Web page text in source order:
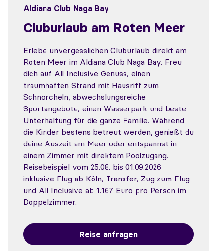
Aldiana Club Naga Bay
Cluburlaub am Roten Meer
Erlebe unvergesslichen Cluburlaub direkt am
Roten Meer im Aldiana Club Naga Bay. Freu
dich auf All Inclusive Genuss, einen
traumhaften Strand mit Hausriff zum
Schnorcheln, abwechslungsreiche
Sportangebote, einen Wasserpark und beste
Unterhaltung für die ganze Familie. Während
die Kinder bestens betreut werden, genießt du
deine Auszeit am Meer oder entspannst in
einem Zimmer mit direktem Poolzugang.
Reisebeispiel vom 25.08. bis 01.09.2026
inklusive Flug ab Köln, Transfer, Zug zum Flug
und All Inclusive ab 1.167 Euro pro Person im
Doppelzimmer.
Reise anfragen